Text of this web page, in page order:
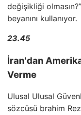
değişikliği
beyanını kullanıyor.
23.45
İran'dan
Verme
Ulusal Ulusal
sözcüsü brahim